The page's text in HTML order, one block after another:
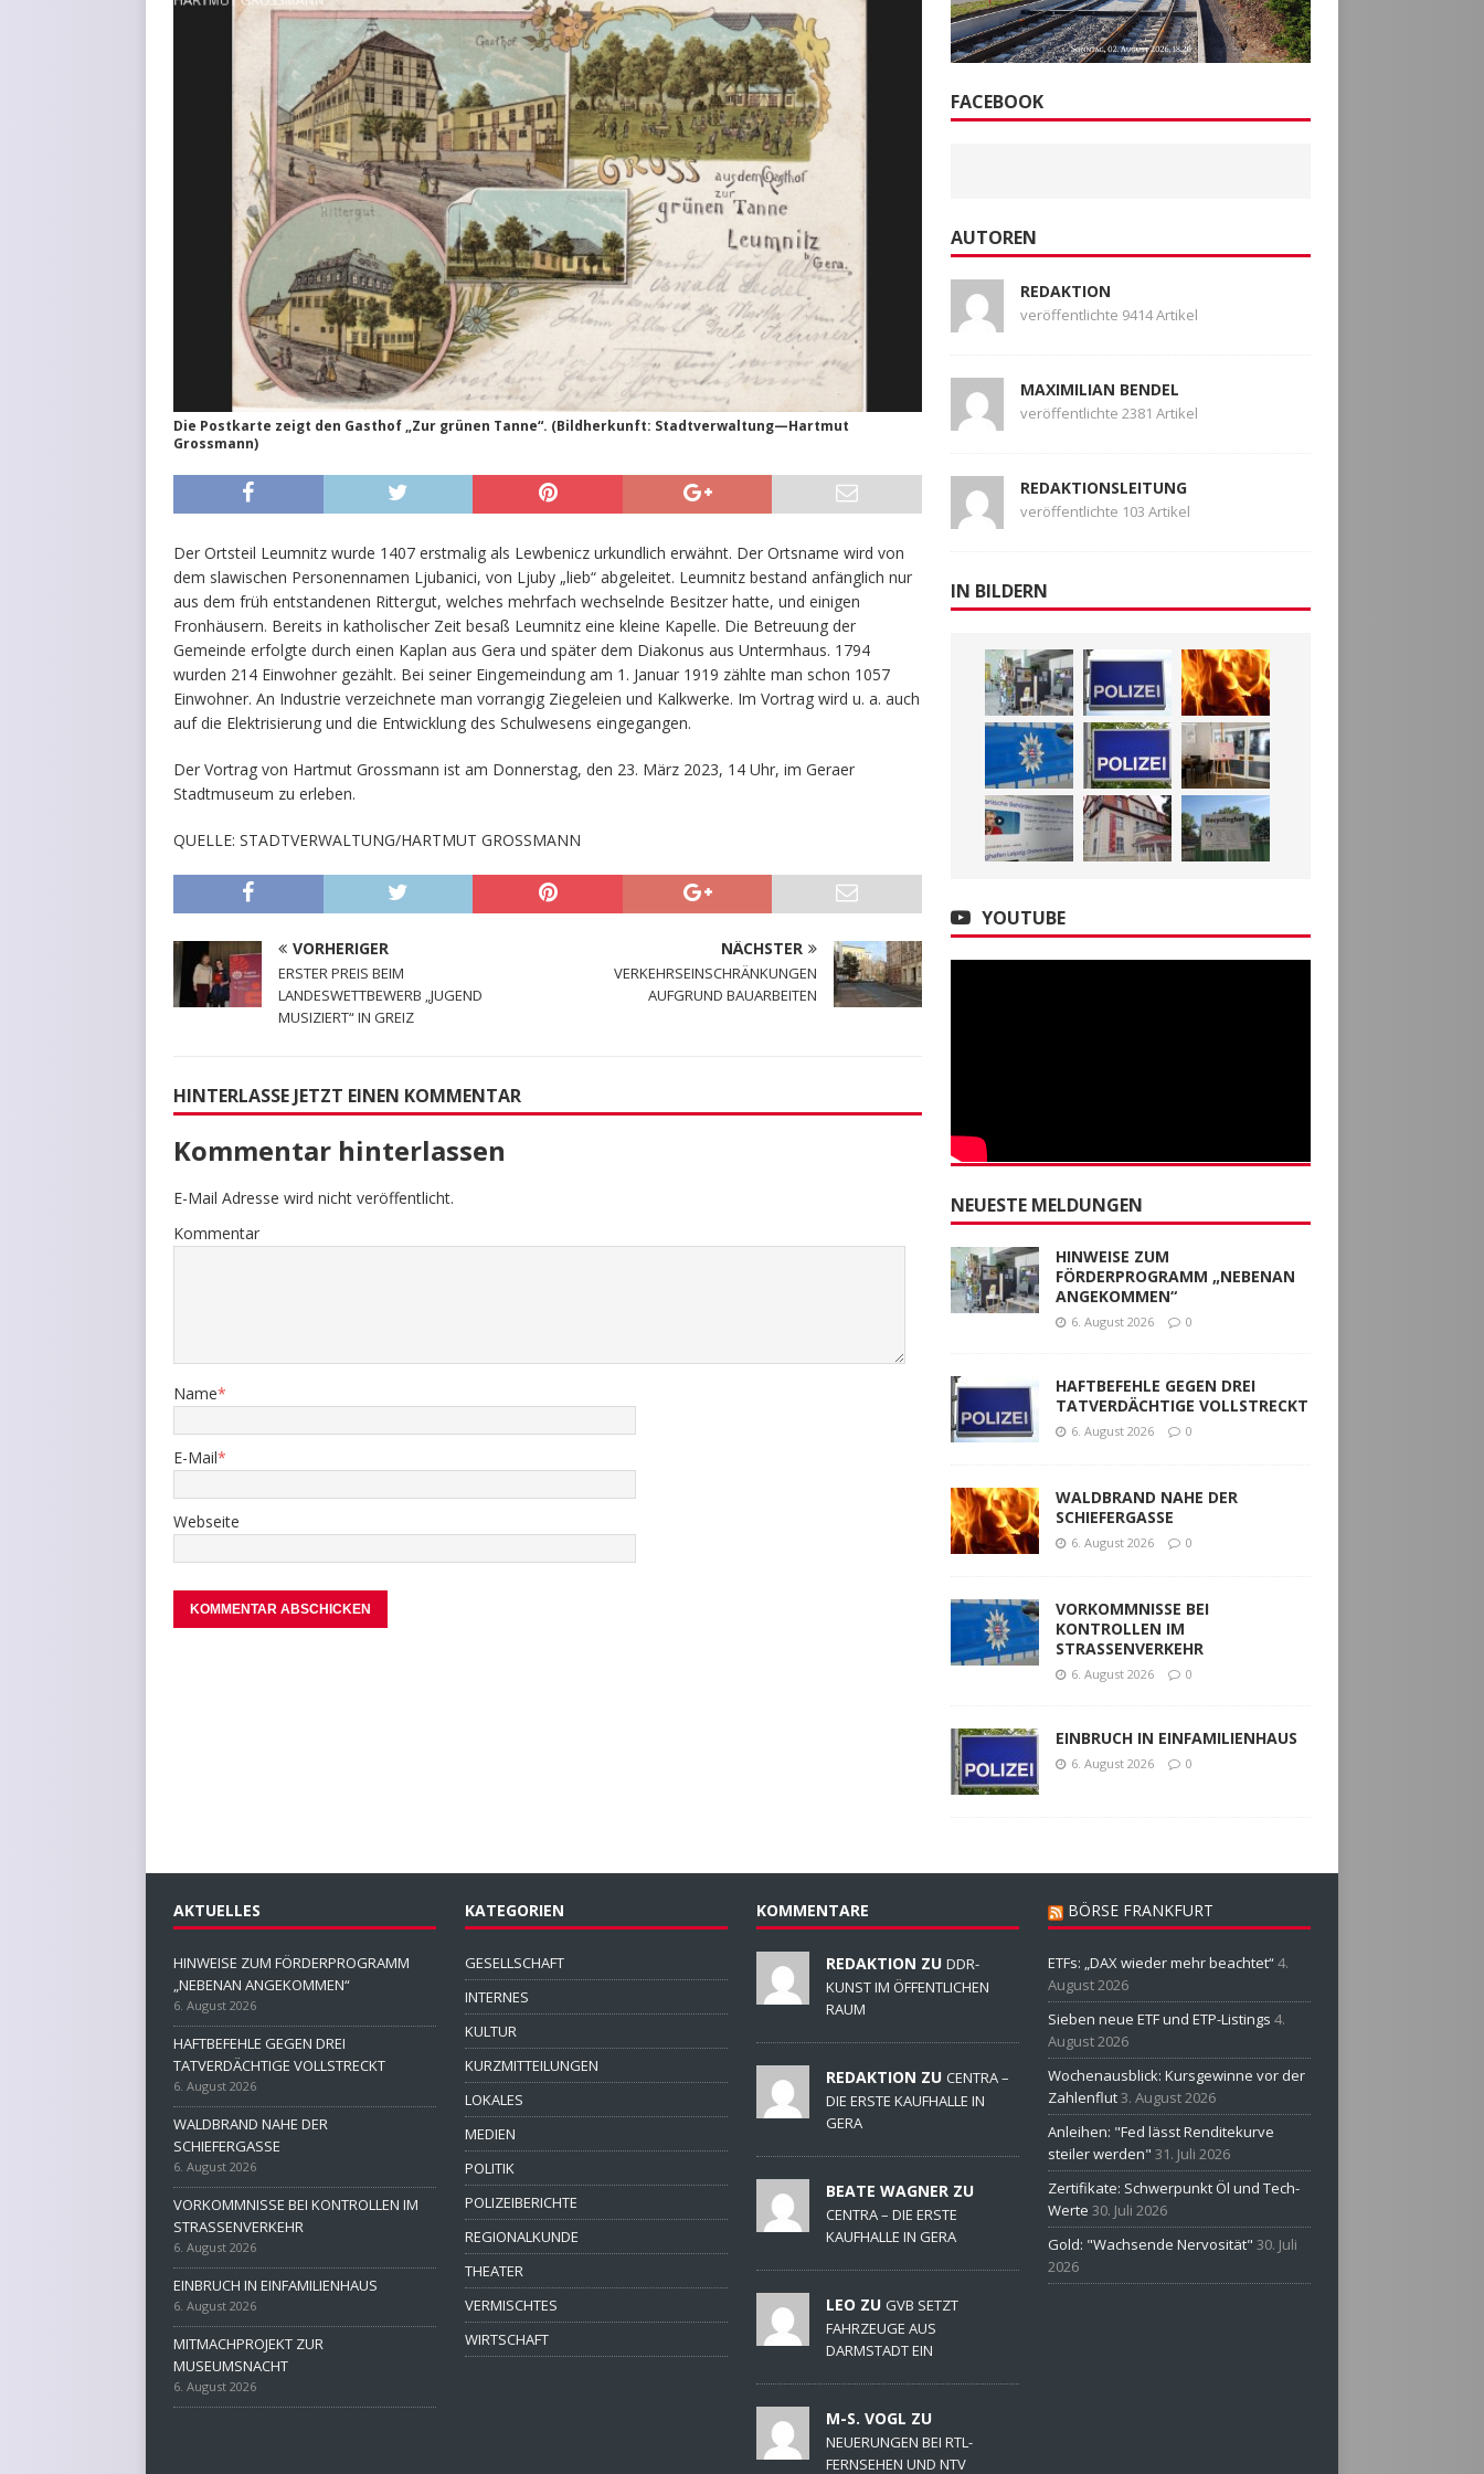
KURZMITTEILUNGEN
Die Postkarte zeigt den Gasthof „Zur grünen Tanne“. (Bildherkunft: Stadtverwaltung—Hartmut
Grossmann)
Der Ortsteil Leumnitz wurde 1407 erstmalig als Lewbenicz urkundlich erwähnt. Der Ortsname wird von
dem slawischen Personennamen Ljubanici, von Ljuby „lieb“ abgeleitet. Leumnitz bestand anfänglich nur
aus dem früh entstandenen Rittergut, welches mehrfach wechselnde Besitzer hatte, und einigen
Fronhäusern. Bereits in katholischer Zeit besaß Leumnitz eine kleine Kapelle. Die Betreuung der
Gemeinde erfolgte durch einen Kaplan aus Gera und später dem Diakonus aus Untermhaus. 1794
wurden 214 Einwohner gezählt. Bei seiner Eingemeindung am 1. Januar 1919 zählte man schon 1057
Einwohner. An Industrie verzeichnete man vorrangig Ziegeleien und Kalkwerke. Im Vortrag wird u. a. auch
auf die Elektrisierung und die Entwicklung des Schulwesens eingegangen.
Der Vortrag von Hartmut Grossmann ist am Donnerstag, den 23. März 2023, 14 Uhr, im Geraer
Stadtmuseum zu erleben.
QUELLE: STADTVERWALTUNG/HARTMUT GROSSMANN
VORHERIGER
ERSTER PREIS BEIM
LANDESWETTBEWERB „JUGEND
MUSIZIERT“ IN GREIZ
NÄCHSTER
VERKEHRSEINSCHRÄNKUNGEN
AUFGRUND BAUARBEITEN
HINTERLASSE JETZT EINEN KOMMENTAR
Kommentar hinterlassen
E-Mail Adresse wird nicht veröffentlicht.
Kommentar
Name*
E-Mail*
Webseite
FACEBOOK
AUTOREN
REDAKTION
veröffentlichte 9414 Artikel
MAXIMILIAN BENDEL
veröffentlichte 2381 Artikel
REDAKTIONSLEITUNG
veröffentlichte 103 Artikel
IN BILDERN
YOUTUBE
NEUESTE MELDUNGEN
HINWEISE ZUM
FÖRDERPROGRAMM „NEBENAN
ANGEKOMMEN“
6. August 2026 0
HAFTBEFEHLE GEGEN DREI
TATVERDÄCHTIGE VOLLSTRECKT
6. August 2026 0
WALDBRAND NAHE DER
SCHIEFERGASSE
6. August 2026 0
VORKOMMNISSE BEI
KONTROLLEN IM
STRASSENVERKEHR
6. August 2026 0
EINBRUCH IN EINFAMILIENHAUS
6. August 2026 0
AKTUELLES
HINWEISE ZUM FÖRDERPROGRAMM
„NEBENAN ANGEKOMMEN“
6. August 2026
HAFTBEFEHLE GEGEN DREI
TATVERDÄCHTIGE VOLLSTRECKT
6. August 2026
WALDBRAND NAHE DER
SCHIEFERGASSE
6. August 2026
VORKOMMNISSE BEI KONTROLLEN IM
STRASSENVERKEHR
6. August 2026
EINBRUCH IN EINFAMILIENHAUS
6. August 2026
MITMACHPROJEKT ZUR
MUSEUMSNACHT
6. August 2026
KATEGORIEN
GESELLSCHAFT
INTERNES
KULTUR
KURZMITTEILUNGEN
LOKALES
MEDIEN
POLITIK
POLIZEIBERICHTE
REGIONALKUNDE
THEATER
VERMISCHTES
WIRTSCHAFT
KOMMENTARE
REDAKTION ZU DDR-
KUNST IM ÖFFENTLICHEN
RAUM
REDAKTION ZU CENTRA –
DIE ERSTE KAUFHALLE IN
GERA
BEATE WAGNER ZU
CENTRA – DIE ERSTE
KAUFHALLE IN GERA
LEO ZU GVB SETZT
FAHRZEUGE AUS
DARMSTADT EIN
M-S. VOGL ZU
NEUERUNGEN BEI RTL-
FERNSEHEN UND NTV
BÖRSE FRANKFURT
ETFs: „DAX wieder mehr beachtet“4.
August 2026
Sieben neue ETF und ETP-Listings 4.
August 2026
Wochenausblick: Kursgewinne vor der
Zahlenflut3. August 2026
Anleihen: "Fed lässt Renditekurve
steiler werden" 31. Juli 2026
Zertifikate: Schwerpunkt Öl und Tech-
Werte 30. Juli 2026
Gold: "Wachsende Nervosität" 30. Juli
2026